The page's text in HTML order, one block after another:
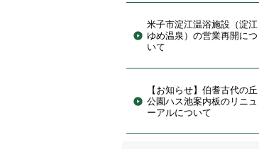
米子市淀江温浴施設（淀江
ゆめ温泉）の営業再開につ
いて
【お知らせ】伯耆古代の丘
公園ハス池案内板のリニュ
ーアルについて